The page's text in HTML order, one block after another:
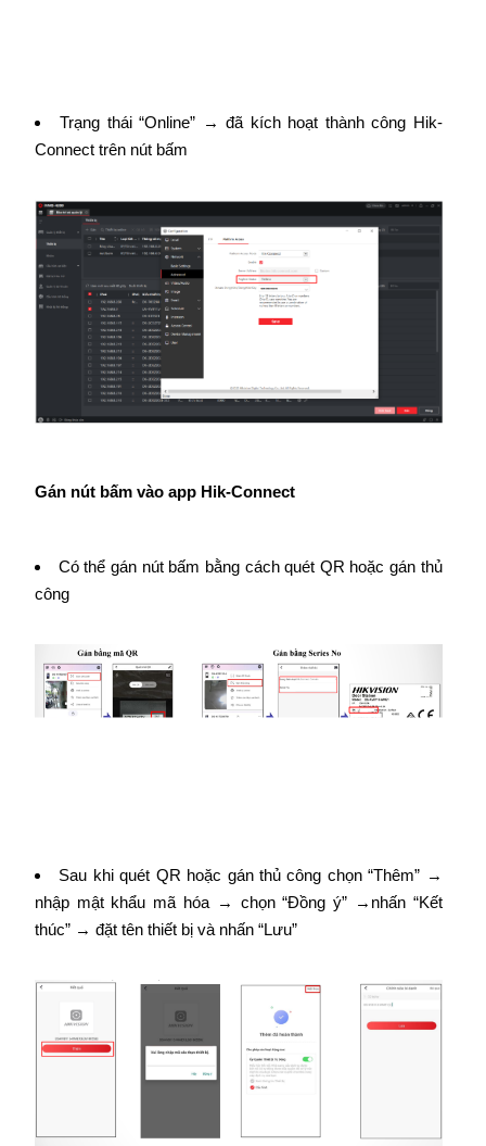
Trạng thái “Online” → đã kích hoạt thành công Hik-
Connect trên nút bấm
Gán nút bấm vào app Hik-Connect
Có thể gán nút bấm bằng cách quét QR hoặc gán thủ
công
Sau khi quét QR hoặc gán thủ công chọn “Thêm” →
nhập mật khẩu mã hóa → chọn “Đồng ý” →nhấn “Kết
thúc” → đặt tên thiết bị và nhấn “Lưu”